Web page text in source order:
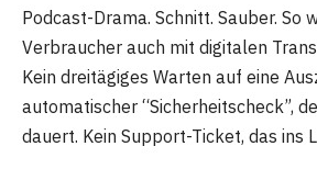
Podcast-Drama. Schnitt. Sauber. So
Verbraucher auch mit digitalen
Kein dreitägiges Warten auf eine
automatischer “Sicherheitscheck”,
dauert. Kein Support-Ticket, das ins